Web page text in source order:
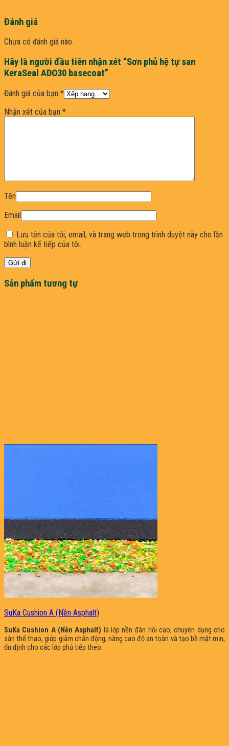
Đánh giá
Chưa có đánh giá nào.
Hãy là người đầu tiên nhận xét “Sơn phủ hệ tự san
KeraSeal ADO30 basecoat”
Đánh giá của bạn *
Nhận xét của bạn *
Tên
Email
Lưu tên của tôi, email, và trang web trong trình duyệt này cho lần
bình luận kế tiếp của tôi.
Sản phẩm tương tự
SuKa Cushion A (Nền Asphalt)
SuKa Cushion A (Nền Asphalt) là lớp nền đàn hồi cao, chuyên dụng cho
sàn thể thao, giúp giảm chấn động, nâng cao độ an toàn và tạo bề mặt mịn,
ổn định cho các lớp phủ tiếp theo.